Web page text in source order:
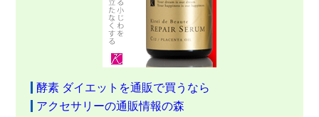
酵素 ダイエットを通販で買うなら
アクセサリーの通販情報の森